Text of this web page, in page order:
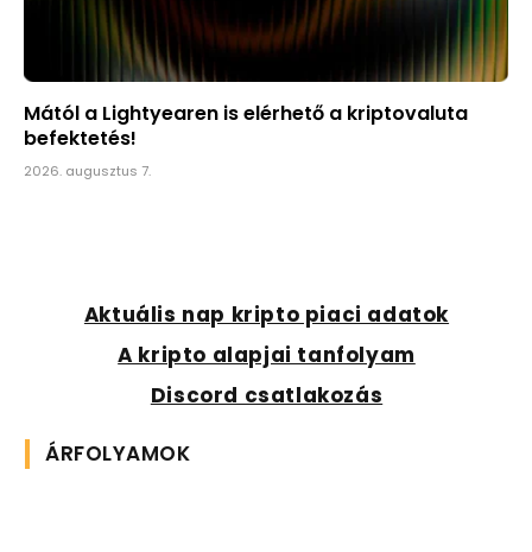
Mától a Lightyearen is elérhető a kriptovaluta
befektetés!
2026. augusztus 7.
Aktuális nap kripto piaci adatok
A kripto alapjai tanfolyam
Discord csatlakozás
ÁRFOLYAMOK